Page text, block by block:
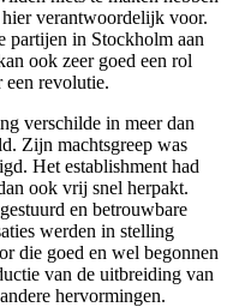
verantwoordelijk voor.
partijen in Stockholm aan
ook zeer goed een rol
een revolutie.
verschilde in meer dan
Zijn machtsgreep was
Het establishment had
ook vrij snel herpakt.
en betrouwbare
werden in stelling
die goed en wel begonnen
van de uitbreiding van
hervormingen.